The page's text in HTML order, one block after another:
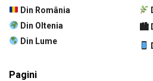
Din România
Din Oltenia
Din Lume
🏙
Pagini